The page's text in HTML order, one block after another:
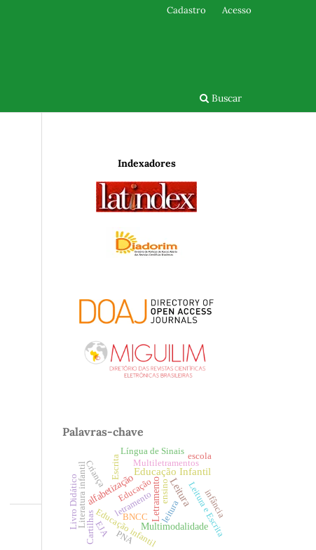
Buscar
Cadastro Acesso
Indexadores
Palavras-chave
Educação Infantil
Leitura
alfabetização Letramento
Multimodalidade
Educação infantil
Escrita
letramento
Literatura infantil BNCC
PNA Leitura e Escrita
ensino
Criança
Cartilhas
Multiletramentos
Livro Didático
Língua de Sinais
EJA
Educação
leitura infância
escola